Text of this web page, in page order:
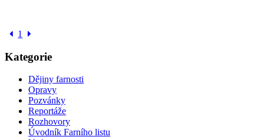
1
Kategorie
Dějiny farnosti
Opravy
Pozvánky
Reportáže
Rozhovory
Úvodník Farního listu